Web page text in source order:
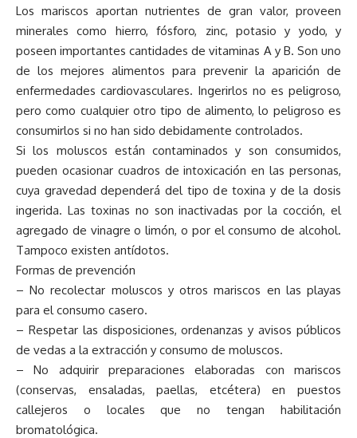
Los mariscos aportan nutrientes de gran valor, proveen
minerales como hierro, fósforo, zinc, potasio y yodo, y
poseen importantes cantidades de vitaminas A y B. Son uno
de los mejores alimentos para prevenir la aparición de
enfermedades cardiovasculares. Ingerirlos no es peligroso,
pero como cualquier otro tipo de alimento, lo peligroso es
consumirlos si no han sido debidamente controlados.
Si los moluscos están contaminados y son consumidos,
pueden ocasionar cuadros de intoxicación en las personas,
cuya gravedad dependerá del tipo de toxina y de la dosis
ingerida. Las toxinas no son inactivadas por la cocción, el
agregado de vinagre o limón, o por el consumo de alcohol.
Tampoco existen antídotos.
Formas de prevención
– No recolectar moluscos y otros mariscos en las playas
para el consumo casero.
– Respetar las disposiciones, ordenanzas y avisos públicos
de vedas a la extracción y consumo de moluscos.
– No adquirir preparaciones elaboradas con mariscos
(conservas, ensaladas, paellas, etcétera) en puestos
callejeros o locales que no tengan habilitación
bromatológica.